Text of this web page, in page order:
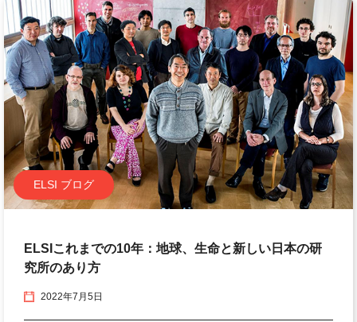
ELSI ブログ
ELSIこれまでの10年：地球、生命と新しい日本の研
究所のあり方
2022年7月5日